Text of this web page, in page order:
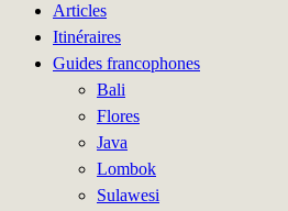
Articles
Itinéraires
Guides francophones
Bali
Flores
Java
Lombok
Sulawesi